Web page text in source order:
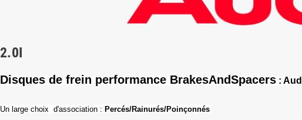
2.0I
Disques de frein performance BrakesAndSpacers :
Un l arge choix d'association : Percés/Rainurés/Poinçonnés